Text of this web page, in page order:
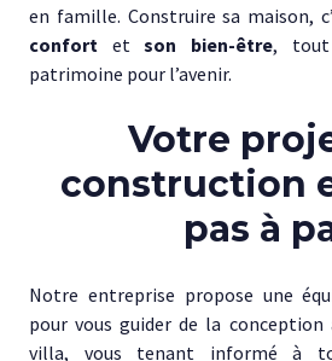
en famille. Construire sa maison,
confort etson bien-être, tout
patrimoine pour l’avenir.
Votre
construction
pas à
Notre entreprise propose une
pour vous guider de la
villa, vous tenant informé à